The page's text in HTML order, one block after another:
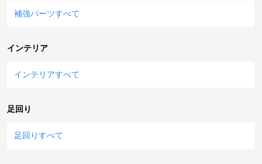
補強パーツすべて
インテリア
インテリアすべて
足回り
足回りすべて